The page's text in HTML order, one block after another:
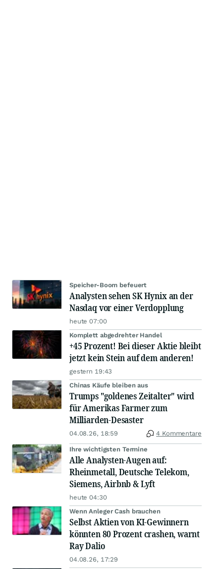
Speicher-Boom befeuert
Analysten sehen SK Hynix an der
Nasdaq vor einer Verdopplung
heute 07:00
Komplett abgedrehter Handel
+45 Prozent! Bei dieser Aktie bleibt
jetzt kein Stein auf dem anderen!
gestern 19:43
Chinas Käufe bleiben aus
Trumps "goldenes Zeitalter" wird
für Amerikas Farmer zum
Milliarden-Desaster
04.08.26, 18:59 4 Kommentare
Ihre wichtigsten Termine
Alle Analysten-Augen auf:
Rheinmetall, Deutsche Telekom,
Siemens, Airbnb & Lyft
heute 04:30
Wenn Anleger Cash brauchen
Selbst Aktien von KI-Gewinnern
könnten 80 Prozent crashen, warnt
Ray Dalio
04.08.26, 17:29